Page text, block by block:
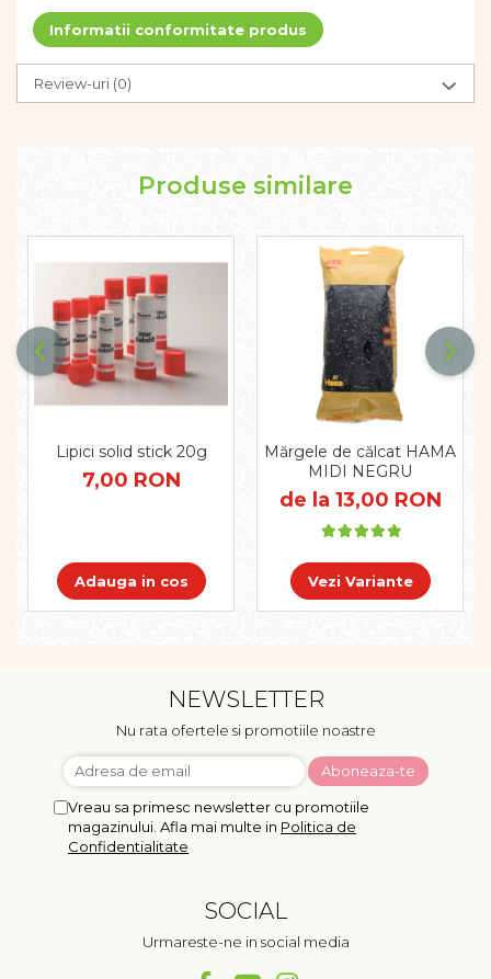
Informatii conformitate produs
Review-uri (0)
Produse similare
Lipici solid stick 20g
7,00 RON
Adauga in cos
Mărgele de călcat HAMA
MIDI NEGRU
de la 13,00 RON
Vezi Variante
NEWSLETTER
Nu rata ofertele si promotiile noastre
Vreau sa primesc newsletter cu promotiile
magazinului. Afla mai multe in Politica de
Confidentialitate
SOCIAL
Urmareste-ne in social media